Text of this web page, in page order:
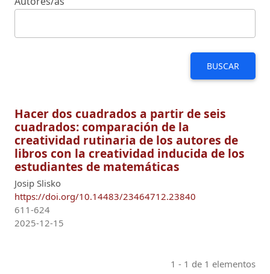
BUSCAR
Hacer dos cuadrados a partir de seis
cuadrados: comparación de la
creatividad rutinaria de los autores de
libros con la creatividad inducida de los
estudiantes de matemáticas
Josip Slisko
https://doi.org/10.14483/23464712.23840
611-624
2025-12-15
1 - 1 de 1 elementos